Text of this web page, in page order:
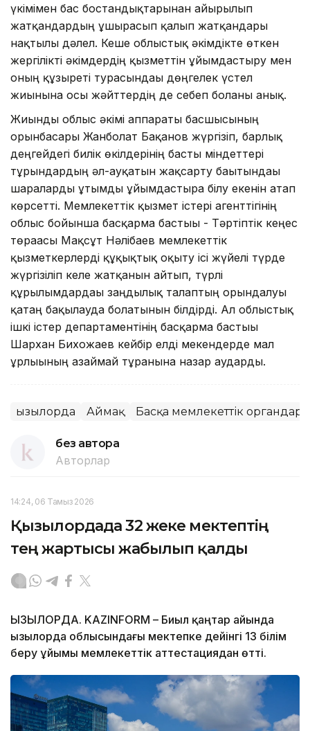
үкімімен бас бостандықтарынан айырылып
жатқандардың ұшырасып қалып жатқандары
нақтылы дәлел. Кеше облыстық әкімдікте өткен
жергілікті әкімдердің қызметтін ұйымдастыру мен
оның құзыреті турасындағы дөңгелек үстел
жиынына осы жәйттердің де себеп болғаны анық.
Жиынды облыс әкімі аппараты басшысының
орынбасары Жанболат Бақанов жүргізіп, барлық
деңгейдегі билік өкілдерінің басты міндеттері
тұрғындардың әл-ауқатын жақсарту бағытындағы
шараларды ұтымды ұйымдастыра білу екенін атап
көрсетті. Мемлекеттік қызмет істері агенттігінің
облыс бойынша басқарма бастығы - Тәртіптік кеңес
төрағасы Мақсұт Нәлібаев мемлекеттік
қызметкерлерді құқықтық оқыту ісі жүйелі түрде
жүргізіліп келе жатқанын айтып, түрлі
құрылымдардағы заңдылық талаптың орындалуы
қатаң бақылауда болатынын білдірді. Ал облыстық
ішкі істер департаментінің басқарма бастығы
Шархан Бихожаев кейбір елді мекендерде мал
ұрлығының азаймай тұрғанына назар аударды.
Қызылорда Аймақ Басқа мемлекеттік органдар
без автора
Авторлар
14:24, 06 Тамыз 2026
Қызылордада 32 жеке мектептің
тең жартысы жабылып қалды
ҚЫЗЫЛОРДА. KAZINFORM – Биыл қаңтар айында
Қызылорда облысындағы мектепке дейінгі 13 білім
беру ұйымы мемлекеттік аттестациядан өтті.